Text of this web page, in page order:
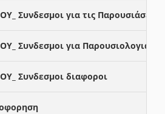
Συνδεσμοι για τις Παρουσιάσεις
Συνδεσμοι για Παρουσιολογια
Συνδεσμοι διαφοροι